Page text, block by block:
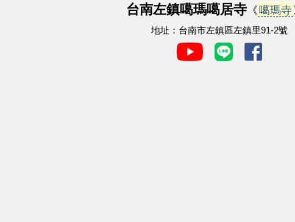
台南左鎮噶瑪噶居寺《噶瑪寺
地址：台南市左鎮區左鎮里91-2號